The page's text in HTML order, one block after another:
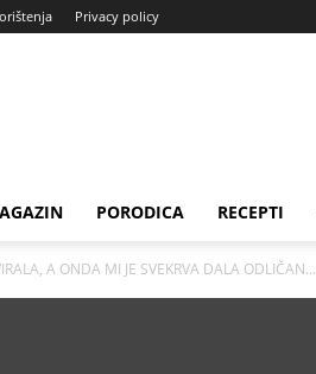
Privacy policy
PORODICA RECEPTI
A ONDA MI JE SVEKRVA DALA ODLIČAN...